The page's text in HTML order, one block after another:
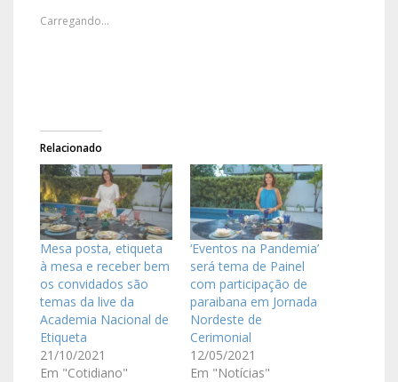
Carregando...
Relacionado
Mesa posta, etiqueta
à mesa e receber bem
os convidados são
temas da live da
Academia Nacional de
Etiqueta
21/10/2021
Em "Cotidiano"
‘Eventos na Pandemia’
será tema de Painel
com participação de
paraibana em Jornada
Nordeste de
Cerimonial
12/05/2021
Em "Notícias"